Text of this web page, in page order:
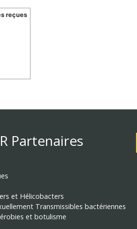
reçues
Partenaires
et Hélicobacters
Transmissibles bactériennes
et botulisme